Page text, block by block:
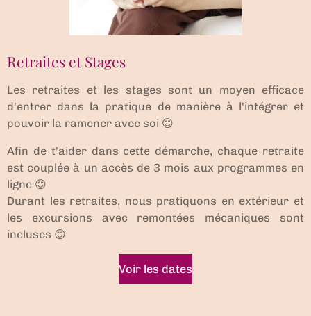
Retraites et Stages
Les retraites et les stages sont un moyen efficace
d'entrer dans la pratique de manière à l'intégrer et
pouvoir la ramener avec soi 😊
Afin de t'aider dans cette démarche, chaque retraite
est couplée à un accès de 3 mois aux programmes en
ligne 😊
Durant les retraites, nous pratiquons en extérieur et
les excursions avec remontées mécaniques sont
incluses 😊
Voir les dates